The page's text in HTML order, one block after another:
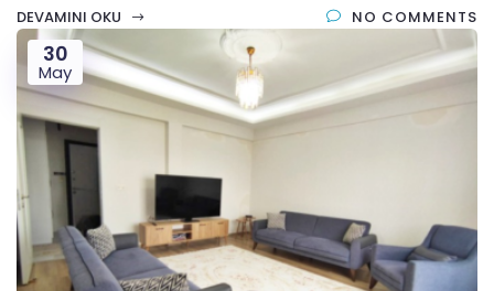
DEVAMINI OKU NO COMMENTS
30
May